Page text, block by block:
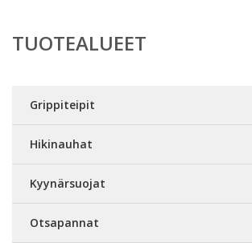
TUOTEALUEET
Grippiteipit
Hikinauhat
Kyynärsuojat
Otsapannat